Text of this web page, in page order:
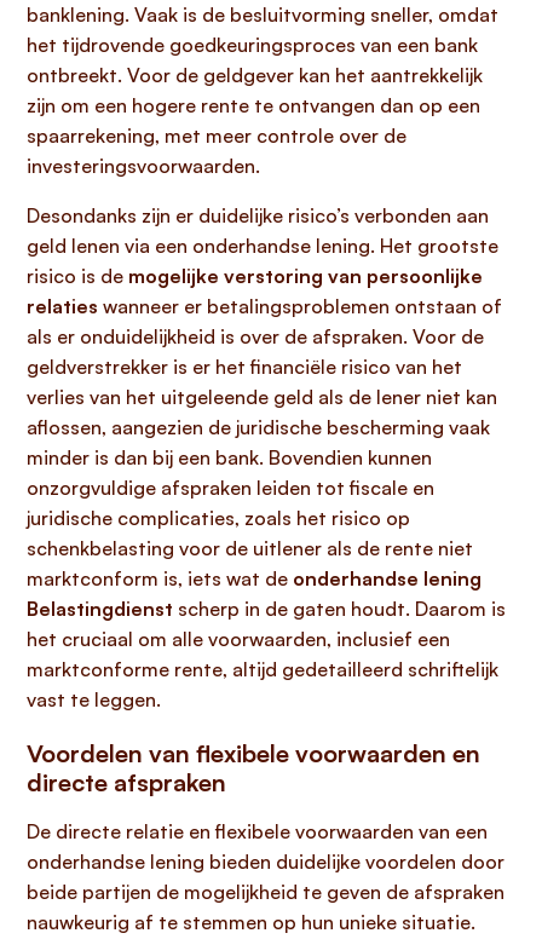
banklening. Vaak is de besluitvorming sneller, omdat
het tijdrovende goedkeuringsproces van een bank
ontbreekt. Voor de geldgever kan het aantrekkelijk
zijn om een hogere rente te ontvangen dan op een
spaarrekening, met meer controle over de
investeringsvoorwaarden.
Desondanks zijn er duidelijke risico’s verbonden aan
geld lenen via een onderhandse lening. Het grootste
risico is de mogelijke verstoring van persoonlijke
relaties wanneer er betalingsproblemen ontstaan of
als er onduidelijkheid is over de afspraken. Voor de
geldverstrekker is er het financiële risico van het
verlies van het uitgeleende geld als de lener niet kan
aflossen, aangezien de juridische bescherming vaak
minder is dan bij een bank. Bovendien kunnen
onzorgvuldige afspraken leiden tot fiscale en
juridische complicaties, zoals het risico op
schenkbelasting voor de uitlener als de rente niet
marktconform is, iets wat de onderhandse lening
Belastingdienst scherp in de gaten houdt. Daarom is
het cruciaal om alle voorwaarden, inclusief een
marktconforme rente, altijd gedetailleerd schriftelijk
vast te leggen.
Voordelen van flexibele voorwaarden en
directe afspraken
De directe relatie en flexibele voorwaarden van een
onderhandse lening bieden duidelijke voordelen door
beide partijen de mogelijkheid te geven de afspraken
nauwkeurig af te stemmen op hun unieke situatie.